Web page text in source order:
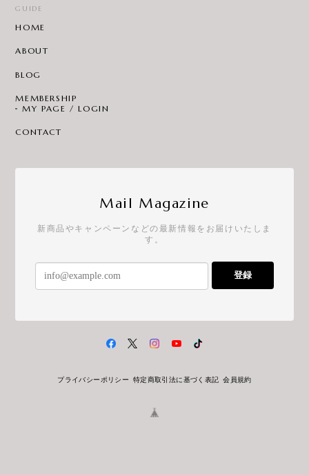
GUIDE
HOME
ABOUT
BLOG
MEMBERSHIP
MY PAGE / LOGIN
CONTACT
Mail Magazine
新商品やキャンペーンなどの最新情報をお届けいたしま
す。
登録
プライバシーポリシー 特定商取引法に基づく表記 会員規約